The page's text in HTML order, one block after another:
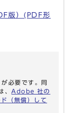
版）(PDF形
必要です。同
、 Adobe 社の
（無償）して